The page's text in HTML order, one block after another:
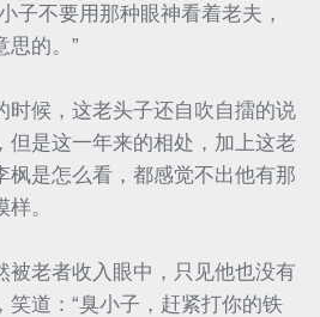
子不要用那种眼神看着老夫，
思的。”
时候，这老头子还自吹自擂的说
但是这一年来的相处，加上这老
枫是怎么看，都感觉不出他有那
。
被老者收入眼中，只见他也没有
笑道：“臭小子，赶紧打你的铁